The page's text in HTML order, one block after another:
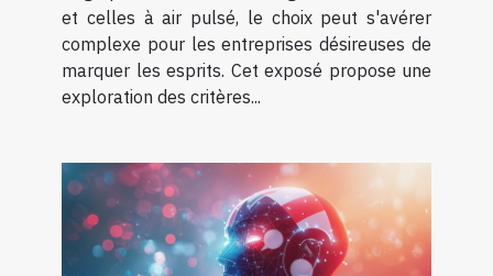
et celles à air pulsé, le choix peut s'avérer
complexe pour les entreprises désireuses de
marquer les esprits. Cet exposé propose une
exploration des critères...